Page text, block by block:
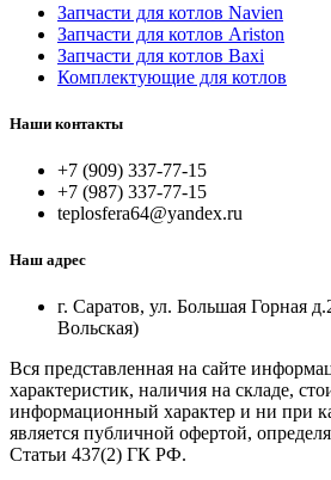
Запчасти для котлов Navien
Запчасти для котлов Ariston
Запчасти для котлов Baxi
Комплектующие для котлов
Наши контакты
+7 (909) 337-77-15
+7 (987) 337-77-15
teplosfera64@yandex.ru
Наш адрес
г. Саратов, ул. Большая Горная
Вольская)
Вся представленная на сайте
характеристик, наличия на складе,
информационный характер и ни при
является публичной офертой,
Статьи 437(2) ГК РФ.